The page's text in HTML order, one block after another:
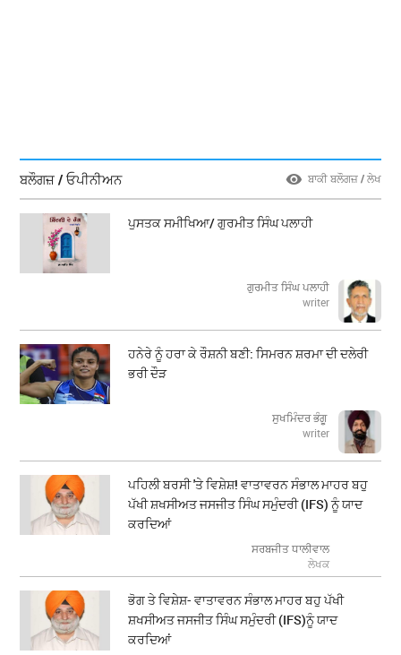
ਬਲੌਗਜ਼ / ਓਪੀਨੀਅਨ ਬਾਕੀ ਬਲੌਗਜ਼ / ਲੇਖ
ਪੁਸਤਕ ਸਮੀਖਿਆ/ ਗੁਰਮੀਤ ਸਿੰਘ ਪਲਾਹੀ
ਗੁਰਮੀਤ ਸਿੰਘ ਪਲਾਹੀ
writer
ਹਨੇਰੇ ਨੂੰ ਹਰਾ ਕੇ ਰੌਸ਼ਨੀ ਬਣੀ: ਸਿਮਰਨ ਸ਼ਰਮਾ ਦੀ ਦਲੇਰੀ
ਭਰੀ ਦੌੜ
ਸੁਖਮਿੰਦਰ ਭੰਗੂ
writer
ਪਹਿਲੀ ਬਰਸੀ 'ਤੇ ਵਿਸ਼ੇਸ਼! ਵਾਤਾਵਰਨ ਸੰਭਾਲ ਮਾਹਰ ਬਹੁ
ਪੱਖੀ ਸ਼ਖਸੀਅਤ ਜਸਜੀਤ ਸਿੰਘ ਸਮੁੰਦਰੀ (IFS) ਨੂੰ ਯਾਦ
ਕਰਦਿਆਂ
ਸਰਬਜੀਤ ਧਾਲੀਵਾਲ
ਲੇਖਕ
ਭੋਗ ਤੇ ਵਿਸ਼ੇਸ਼- ਵਾਤਾਵਰਨ ਸੰਭਾਲ ਮਾਹਰ ਬਹੁ ਪੱਖੀ
ਸ਼ਖਸੀਅਤ ਜਸਜੀਤ ਸਿੰਘ ਸਮੁੰਦਰੀ (IFS)ਨੂੰ ਯਾਦ
ਕਰਦਿਆਂ